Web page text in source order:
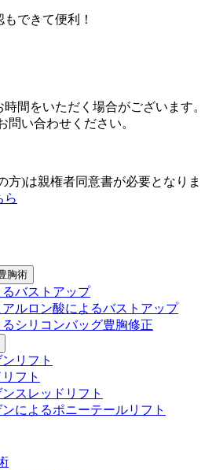
できて便利！
間をいただく場合がございます。
い合わせください。
方)は親権者同意書が必要となりま
ら
胸術
るバストアップ
アルロン酸によるバストアップ
るシリコンバッグ豊胸修正
リフト
フト
スレッドリフト
によるポニーテールリフト